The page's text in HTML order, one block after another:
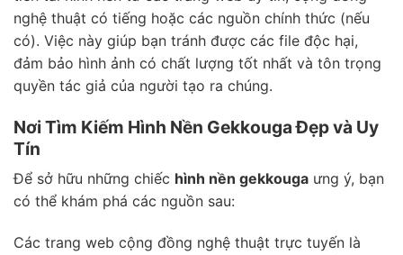
nghệ thuật có tiếng hoặc các nguồn chính thức (nếu
có). Việc này giúp bạn tránh được các file độc hại,
đảm bảo hình ảnh có chất lượng tốt nhất và tôn trọng
quyền tác giả của người tạo ra chúng.
Nơi Tìm Kiếm Hình Nền Gekkouga Đẹp và Uy
Tín
Để sở hữu những chiếc hình nền gekkouga ưng ý, bạn
có thể khám phá các nguồn sau:
Các trang web cộng đồng nghệ thuật trực tuyến là